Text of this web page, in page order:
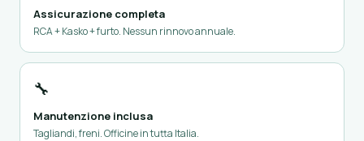
Assicurazione completa
RCA + Kasko + furto. Nessun rinnovo annuale.
🔧
Manutenzione inclusa
Tagliandi, freni. Officine in tutta Italia.